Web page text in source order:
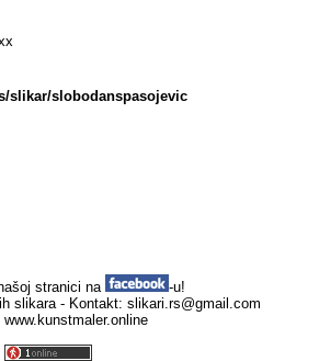
slikar/slobodanspasojevic
stranici na
-u!
slikara - Kontakt: slikari.rs@gmail.com
www.kunstmaler.online